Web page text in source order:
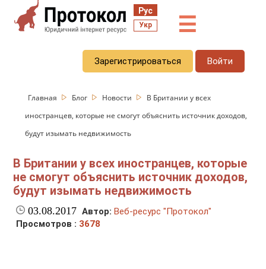
Рус
Укр ☰
Зарегистрироваться Войти
Главная Блог Новости
В Британии у всех
иностранцев, которые не смогут объяснить источник доходов,
будут изымать недвижимость
В Британии у всех иностранцев, которые
не смогут объяснить источник доходов,
будут изымать недвижимость
03.08.2017 Автор: Веб-ресурс "Протокол"
Просмотров : 3678